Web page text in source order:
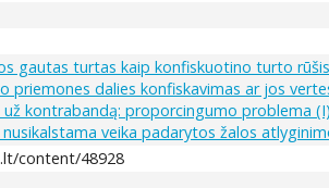
gautas turtas kaip konfiskuotino turto rūšis
priemones dalies konfiskavimas ar jos
kontrabandą: proporcingumo problema
veika padarytos žalos
content/48928